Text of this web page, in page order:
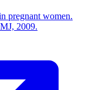
pregnant women.
2009.